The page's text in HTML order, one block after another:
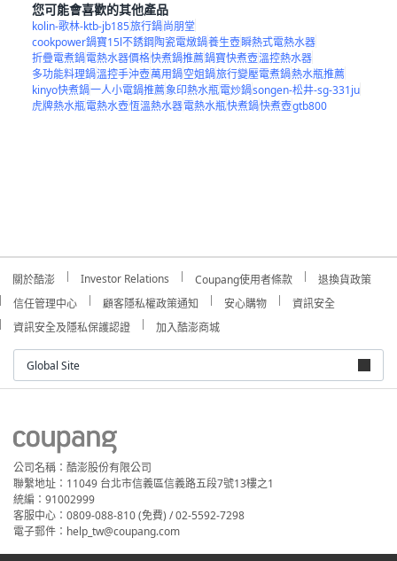
您可能會喜歡的其他產品
kolin-歌林-ktb-jb185旅行鍋尚朋堂
cookpower鍋寶15l不銹鋼陶瓷電燉鍋養生壺瞬熱式電熱水器
折疊電煮鍋電熱水器價格快煮鍋推薦鍋寶快煮壺溫控熱水器
多功能料理鍋溫控手沖壺萬用鍋空姐鍋旅行變壓電煮鍋熱水瓶推薦
kinyo快煮鍋一人小電鍋推薦象印熱水瓶電炒鍋songen-松井-sg-331ju
虎牌熱水瓶電熱水壺恆溫熱水器電熱水瓶快煮鍋快煮壺gtb800
關於酷澎 Investor Relations Coupang使用者條款
退換貨政策
信任管理中心
顧客隱私權政策通知 安心購物
資訊安全
資訊安全及隱私保護認證
加入酷澎商城
Global Site
公司名稱：酷澎股份有限公司
聯繫地址：11049 台北市信義區信義路五段7號13樓之1
統編：91002999
客服中心：0809-088-810 (免費) / 02-5592-7298
電子郵件：help_tw@coupang.com